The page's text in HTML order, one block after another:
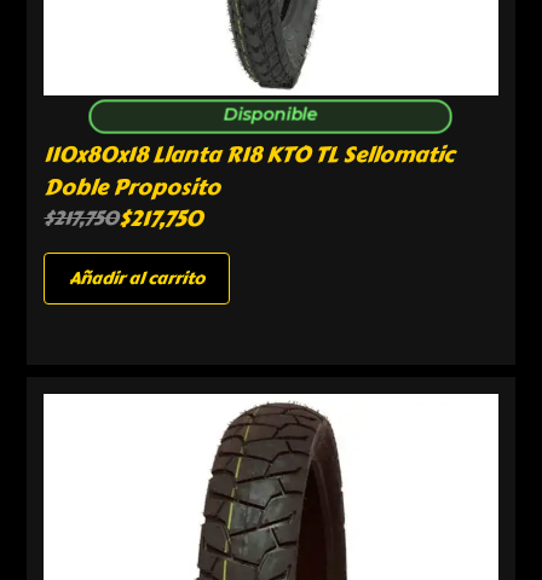
Disponible
110x80x18 Llanta R18 KTO TL Sellomatic
Doble Proposito
$217,750$217,750
Añadir al carrito